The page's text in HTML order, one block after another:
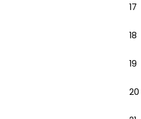
17
18
19
20